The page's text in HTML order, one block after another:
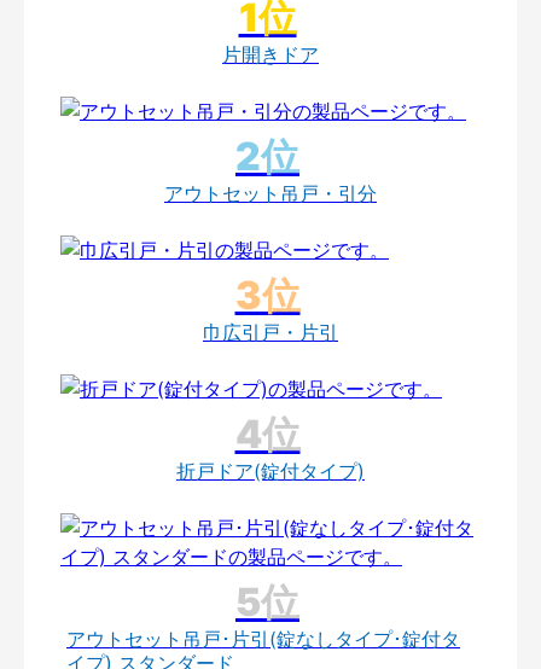
片開きドア
アウトセット吊戸・引分
巾広引戸・片引
折戸ドア(錠付タイプ)
アウトセット吊戸･片引(錠なしタイプ･錠付タ
イプ) スタンダード